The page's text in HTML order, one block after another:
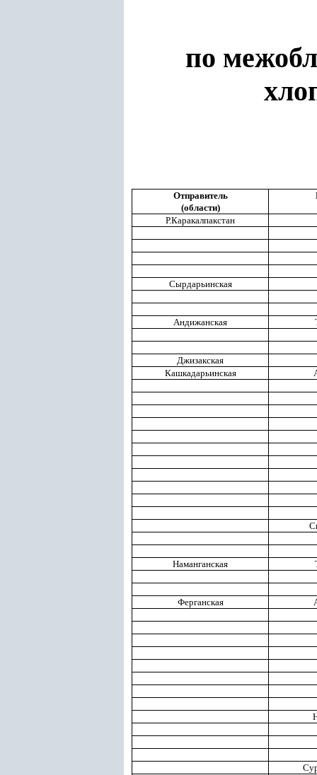
по
Отправитель
(области)
Р.Каракалпакстан
Сырдарьинская
Андижанская
Джизакская
Кашкадарьинская
Наманганская
Ферганская